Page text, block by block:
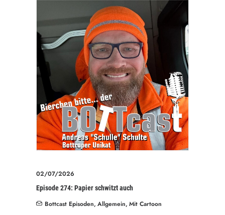
02/07/2026
Episode 274: Papier schwitzt auch
Bottcast Episoden, Allgemein, Mit Cartoon